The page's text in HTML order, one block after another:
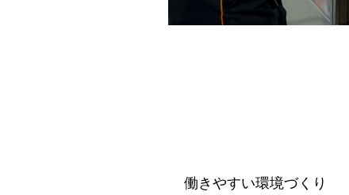
働きやすい環境づくり